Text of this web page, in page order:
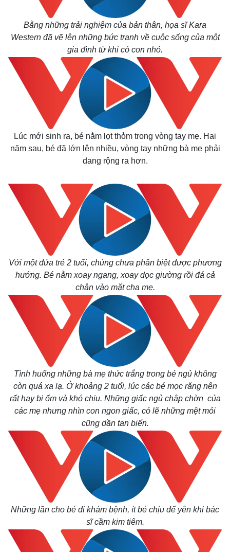
Thế giới
Quan sát
Cuộc sống đó đây
Multimedia
E-Magazine
Infographic
Bằng những trải nghiệm của bản thân, họa sĩ Kara
Western đã vẽ lên những bức tranh về cuộc sống của một
gia đình từ khi có con nhỏ.
Lúc mới sinh ra, bé nằm lọt thỏm trong vòng tay mẹ. Hai
năm sau, bé đã lớn lên nhiều, vòng tay những bà mẹ phải
dang rộng ra hơn.
Với một đứa trẻ 2 tuổi, chúng chưa phân biệt được phương
hướng. Bé nằm xoay ngang, xoay dọc giường rồi đá cả
chân vào mặt cha mẹ.
Tình huống những bà mẹ thức trắng trong bé ngủ không
còn quá xa lạ. Ở khoảng 2 tuổi, lúc các bé mọc răng nên
rất hay bị ốm và khó chịu. Những giấc ngủ chập chờn của
các mẹ nhưng nhìn con ngon giấc, có lẽ những mệt mỏi
cũng dần tan biến.
Những lần cho bé đi khám bệnh, ít bé chịu để yên khi bác
sĩ cầm kim tiêm.